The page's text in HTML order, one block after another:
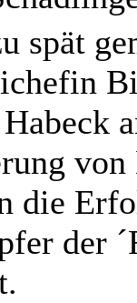
spät
von
die
der